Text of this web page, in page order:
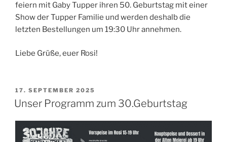
feiern mit Gaby Tupper ihren 50. Geburtstag mit einer
Show der Tupper Familie und werden deshalb die
letzten Bestellungen um 19:30 Uhr annehmen.
Liebe Grüße, euer Rosi!
VERÖFFENTLICHT
AM
17. SEPTEMBER 2025
Unser Programm zum 30.Geburtstag